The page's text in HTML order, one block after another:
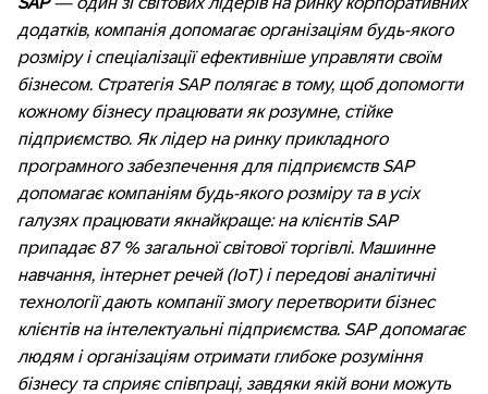
додатків, компанія допомагає організаціям будь-якого
розміру і спеціалізації ефективніше управляти своїм
бізнесом. Стратегія SAP полягає в тому, щоб допомогти
кожному бізнесу працювати як розумне, стійке
підприємство. Як лідер на ринку прикладного
програмного забезпечення для підприємств SAP
допомагає компаніям будь-якого розміру та в усіх
галузях працювати якнайкраще: на клієнтів SAP
припадає 87 % загальної світової торгівлі. Машинне
навчання, інтернет речей (IoT) і передові аналітичні
технології дають компанії змогу перетворити бізнес
клієнтів на інтелектуальні підприємства. SAP допомагає
людям і організаціям отримати глибоке розуміння
бізнесу та сприяє співпраці, завдяки якій вони можуть